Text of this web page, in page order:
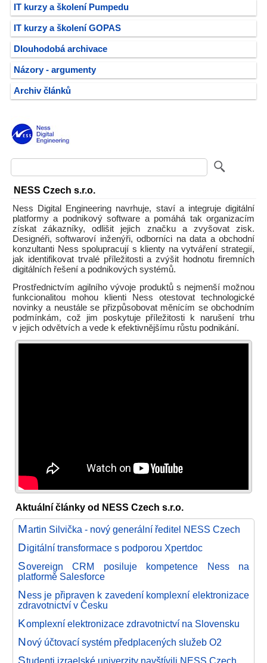
IT kurzy a školení Pumpedu
IT kurzy a školení GOPAS
Dlouhodobá archivace
Názory - argumenty
Archiv článků
NESS Czech s.r.o.
Ness Digital Engineering navrhuje, staví a integruje digitální
platformy a podnikový software a pomáhá tak organizacím
získat zákazníky, odlišit jejich značku a zvyšovat zisk.
Designéři, softwaroví inženýři, odborníci na data a obchodní
konzultanti Ness spolupracují s klienty na vytváření strategií,
jak identifikovat trvalé příležitosti a zvýšit hodnotu firemních
digitálních řešení a podnikových systémů.
Prostřednictvím agilního vývoje produktů s nejmenší možnou
funkcionalitou mohou klienti Ness otestovat technologické
novinky a neustále se přizpůsobovat měnícím se obchodním
podmínkám, což jim poskytuje příležitosti k narušení trhu
v jejich odvětvích a vede k efektivnějšímu růstu podnikání.
Aktuální články od NESS Czech s.r.o.
Martin Silvička - nový generální ředitel NESS Czech
Digitální transformace s podporou Xpertdoc
Sovereign CRM posiluje kompetence Ness na
platformě Salesforce
Ness je připraven k zavedení komplexní elektronizace
zdravotnictví v Česku
Komplexní elektronizace zdravotnictví na Slovensku
Nový účtovací systém předplacených služeb O2
Studenti izraelské univerzity navštívili NESS Czech